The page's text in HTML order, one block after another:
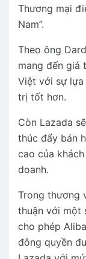
Thương mại
Nam”.
Theo ông
mang đến giá
Việt với sự lựa
trị tốt hơn.
Còn Lazada
thúc đẩy bán
cao của
doanh.
Trong thương
thuận với một
cho phép
đông quyền